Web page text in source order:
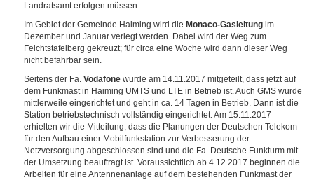
Landratsamt erfolgen müssen.
Im Gebiet der Gemeinde Haiming wird die Monaco-Gasleitungim
Dezember und Januar verlegt werden. Dabei wird der Weg zum
Feichtstafelberg gekreuzt; für circa eine Woche wird dann dieser Weg
nicht befahrbar sein.
Seitens der Fa. Vodafonewurde am 14.11.2017 mitgeteilt, dass jetzt auf
dem Funkmast in Haiming UMTS und LTE in Betrieb ist. Auch GMS wurde
mittlerweile eingerichtet und geht in ca. 14 Tagen in Betrieb. Dann ist die
Station betriebstechnisch vollständig eingerichtet. Am 15.11.2017
erhielten wir die Mitteilung, dass die Planungen der Deutschen Telekom
für den Aufbau einer Mobilfunkstation zur Verbesserung der
Netzversorgung abgeschlossen sind und die Fa. Deutsche Funkturm mit
der Umsetzung beauftragt ist. Voraussichtlich ab 4.12.2017 beginnen die
Arbeiten für eine Antennenanlage auf dem bestehenden Funkmast der